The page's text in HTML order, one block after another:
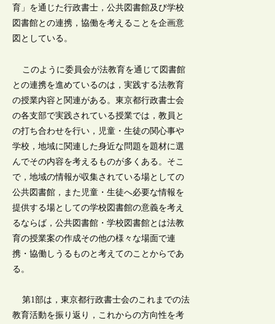
育」を通じた行政書士，公共図書館及び学校
図書館との連携，協働を考えることを企画意
図としている。
このように委員会が法教育を通じて図書館
との連携を進めているのは，実践する法教育
の授業内容と関連がある。東京都行政書士会
の各支部で実践されている授業では，教員と
の打ち合わせを行い，児童・生徒の関心事や
学校，地域に関連した身近な問題を題材に選
んでその内容を考えるものが多くある。そこ
で，地域の情報が収集されている場としての
公共図書館，また児童・生徒へ必要な情報を
提供する場としての学校図書館の意義を考え
るならば，公共図書館・学校図書館とは法教
育の授業案の作成その他の様々な場面で連
携・協働しうるものと考えてのことからであ
る。
第1部は，東京都行政書士会のこれまでの法
教育活動を振り返り，これからの方向性を考